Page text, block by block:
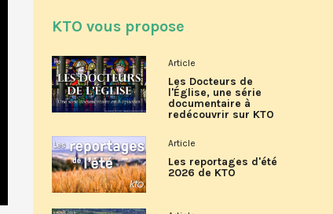
KTO vous propose
Article
Les Docteurs de
l'Église, une série
documentaire à
redécouvrir sur KTO
Article
Les reportages d'été
2026 de KTO